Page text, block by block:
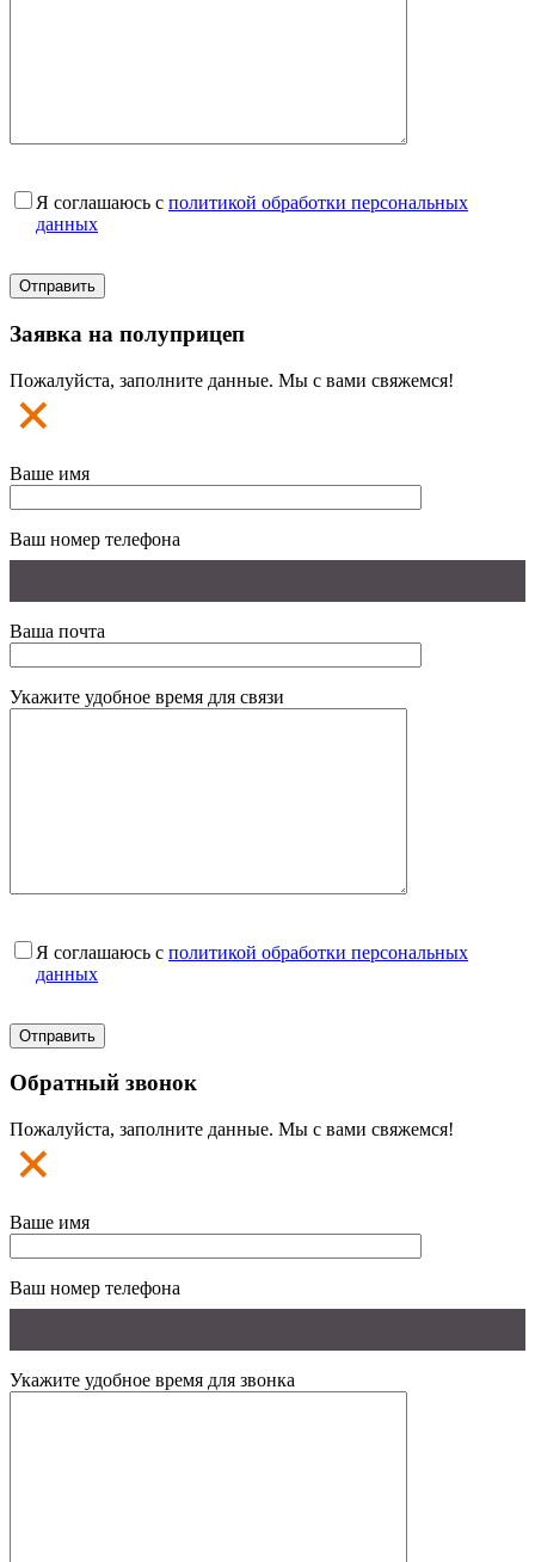
Я соглашаюсь с политикой обработки персональных
данных
Заявка на полуприцеп
Пожалуйста, заполните данные. Мы с вами свяжемся!
Ваше имя
Ваш номер телефона
Ваша почта
Укажите удобное время для связи
Я соглашаюсь с политикой обработки персональных
данных
Обратный звонок
Пожалуйста, заполните данные. Мы с вами свяжемся!
Ваше имя
Ваш номер телефона
Укажите удобное время для звонка